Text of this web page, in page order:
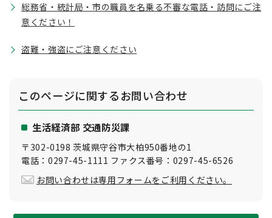
総務省・統計局・市の職員を名乗る不審な電話・訪問にご注
意ください！
盗難・強盗にご注意ください
このページに関するお問い合わせ
生活経済部 交通防災課
〒302-0198 茨城県守谷市大柏950番地の1
電話：0297-45-1111 ファクス番号：0297-45-6526
お問い合わせは専用フォームをご利用ください。